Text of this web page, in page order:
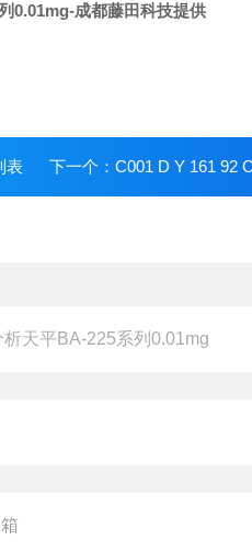
0.01mg-成都藤田科技提供
表 下一个： C001 D Y 161 92 CP日本福乐